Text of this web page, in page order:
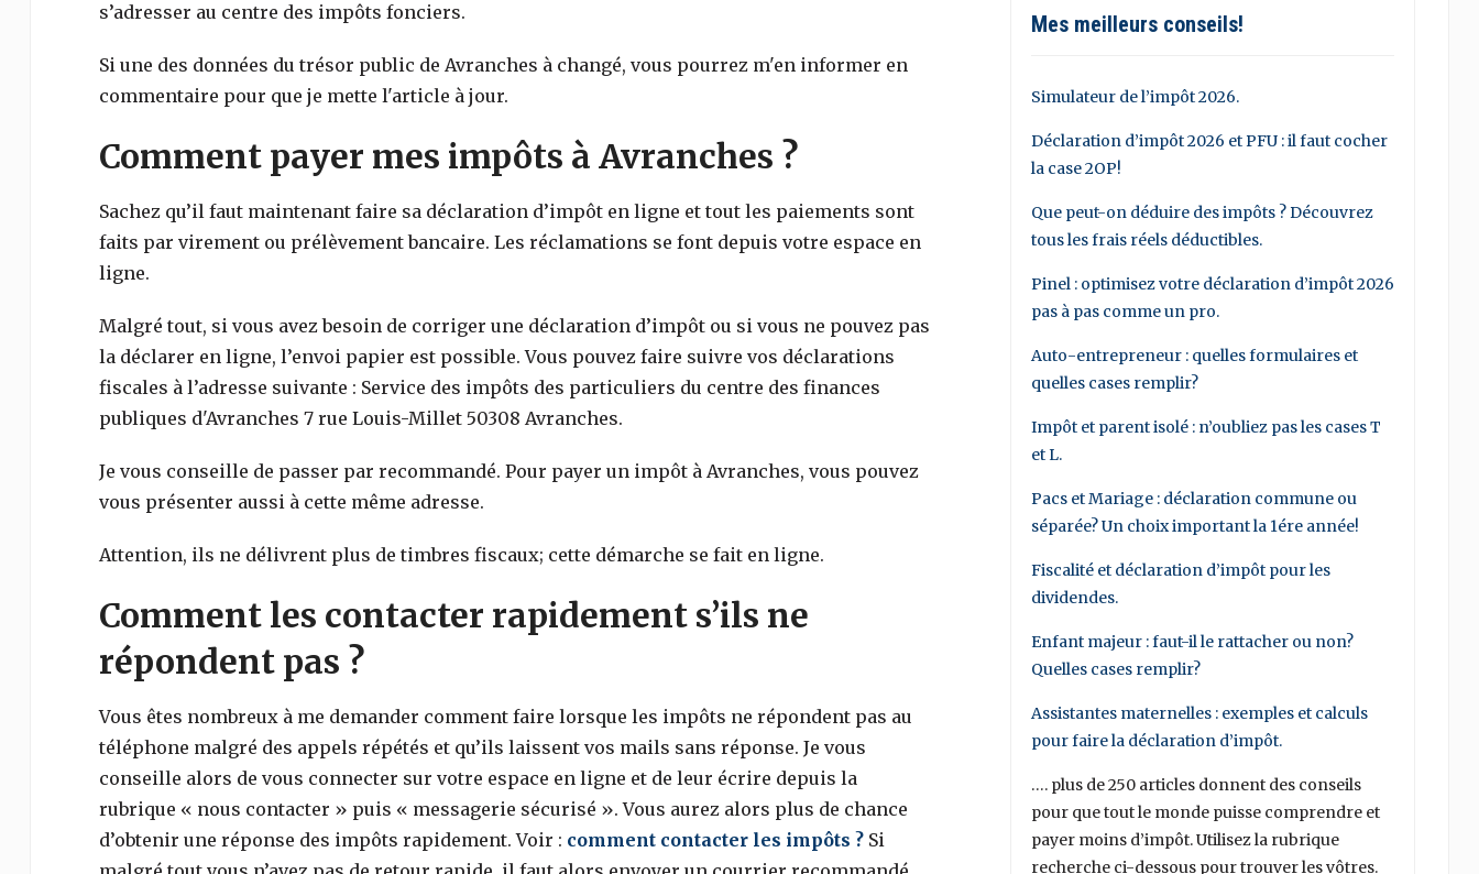
s’adresser au centre des impôts fonciers.
Si une des données du trésor public de Avranches à changé, vous pourrez m'en informer en
commentaire pour que je mette l'article à jour.
Comment payer mes impôts à Avranches ?
Sachez qu’il faut maintenant faire sa déclaration d’impôt en ligne et tout les paiements sont
faits par virement ou prélèvement bancaire. Les réclamations se font depuis votre espace en
ligne.
Malgré tout, si vous avez besoin de corriger une déclaration d’impôt ou si vous ne pouvez pas
la déclarer en ligne, l’envoi papier est possible. Vous pouvez faire suivre vos déclarations
fiscales à l’adresse suivante : Service des impôts des particuliers du centre des finances
publiques d'Avranches 7 rue Louis-Millet 50308 Avranches.
Je vous conseille de passer par recommandé. Pour payer un impôt à Avranches, vous pouvez
vous présenter aussi à cette même adresse.
Attention, ils ne délivrent plus de timbres fiscaux; cette démarche se fait en ligne.
Comment les contacter rapidement s’ils ne
répondent pas ?
Vous êtes nombreux à me demander comment faire lorsque les impôts ne répondent pas au
téléphone malgré des appels répétés et qu’ils laissent vos mails sans réponse. Je vous
conseille alors de vous connecter sur votre espace en ligne et de leur écrire depuis la
rubrique « nous contacter » puis « messagerie sécurisé ». Vous aurez alors plus de chance
d’obtenir une réponse des impôts rapidement. Voir : comment contacter les impôts ? Si
Mes meilleurs conseils!
Simulateur de l’impôt 2026.
Déclaration d’impôt 2026 et PFU : il faut cocher
la case 2OP!
Que peut-on déduire des impôts ? Découvrez
tous les frais réels déductibles.
Pinel : optimisez votre déclaration d’impôt 2026
pas à pas comme un pro.
Auto-entrepreneur : quelles formulaires et
quelles cases remplir?
Impôt et parent isolé : n’oubliez pas les cases T
et L.
Pacs et Mariage : déclaration commune ou
séparée? Un choix important la 1ére année!
Fiscalité et déclaration d’impôt pour les
dividendes.
Enfant majeur : faut-il le rattacher ou non?
Quelles cases remplir?
Assistantes maternelles : exemples et calculs
pour faire la déclaration d’impôt.
…. plus de 250 articles donnent des conseils
pour que tout le monde puisse comprendre et
payer moins d’impôt. Utilisez la rubrique
recherche ci-dessous pour trouver les vôtres.